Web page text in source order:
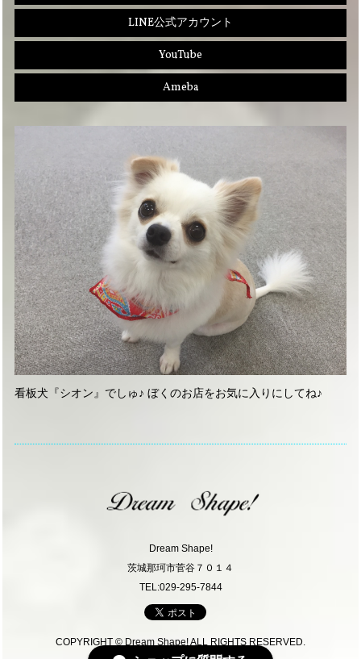
LINE公式アカウント
YouTube
Ameba
看板犬『シオン』でしゅ♪ ぼくのお店をお気に入りにしてね♪
Dream Shape!
茨城那珂市菅谷７０１４
TEL:029-295-7844
COPYRIGHT © Dream Shape! ALL RIGHTS RESERVED.